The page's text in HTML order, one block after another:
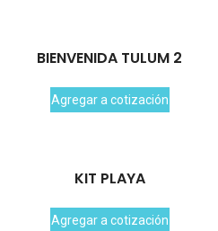
BIENVENIDA TULUM 2
Agregar a cotización
KIT PLAYA
Agregar a cotización